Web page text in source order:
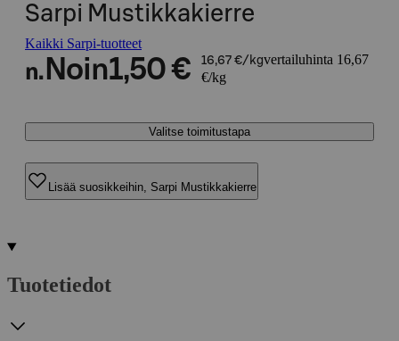
Sarpi Mustikkakierre
Kaikki Sarpi-tuotteet
n. Noin1,50 € 16,67 €/kgvertailuhinta 16,67
€/kg
Valitse toimitustapa
Lisää suosikkeihin, Sarpi Mustikkakierre
Tuotetiedot